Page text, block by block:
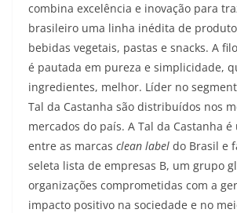
combina excelência e inovação para
brasileiro uma linha inédita de
bebidas vegetais, pastas e snacks. A
é pautada em pureza e simplicidade,
ingredientes, melhor. Líder no
Tal da Castanha são distribuídos nos
mercados do país. A Tal da Castanha
entre as marcas clean label do Brasil e
seleta lista de empresas B, um grupo
organizações comprometidas com a
impacto positivo na sociedade e no